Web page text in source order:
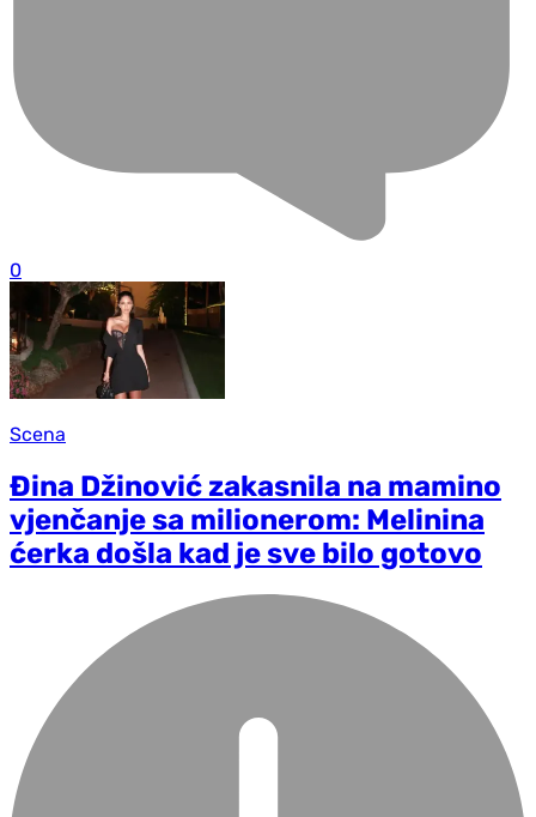
0
Scena
Đina Džinović zakasnila na mamino
vjenčanje sa milionerom: Melinina
ćerka došla kad je sve bilo gotovo